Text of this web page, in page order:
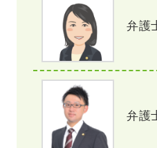
弁護
弁護